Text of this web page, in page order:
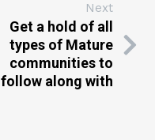
Next
Get a hold of all
types of Mature
communities to
follow along with